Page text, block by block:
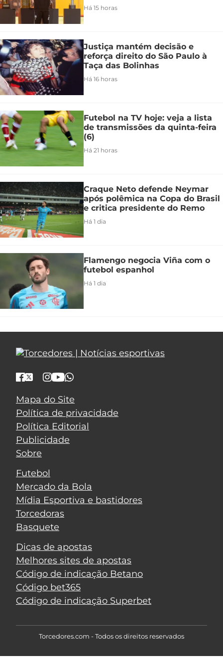
Há 15 horas
Justiça mantém decisão e
reforça direito do São Paulo à
Taça das Bolinhas
Há 16 horas
Futebol na TV hoje: veja a lista
de transmissões da quinta-feira
(6)
Há 21 horas
Craque Neto defende Neymar
após polêmica na Copa do Brasil
e critica presidente do Remo
Há 1 dia
Flamengo negocia Viña com o
futebol espanhol
Há 1 dia
Mapa do Site
Política de privacidade
Política Editorial
Publicidade
Sobre
Futebol
Mercado da Bola
Mídia Esportiva e bastidores
Torcedoras
Basquete
Dicas de apostas
Melhores sites de apostas
Código de indicação Betano
Código bet365
Código de indicação Superbet
Torcedores.com - Todos os direitos reservados